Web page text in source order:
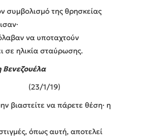
συμβολισμό της θρησκείας
να υποταχτούν
σε ηλικία σταύρωσης.
Βενεζουέλα
(23/1/19)
βιαστείτε να πάρετε θέση· η
όπως αυτή, αποτελεί